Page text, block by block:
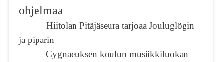
ohjelmaa
Hiitolan Pitäjäseura tarjoaa Jouluglögin
ja piparin
Cygnaeuksen koulun musiikkiluokan